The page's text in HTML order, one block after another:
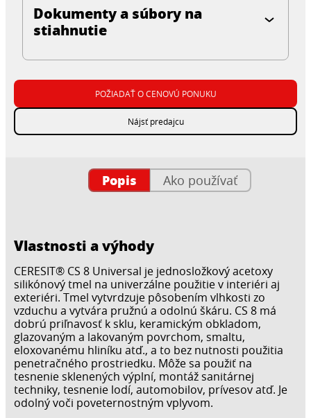
Dokumenty a súbory na
stiahnutie
POŽIADAŤ O CENOVÚ PONUKU
Nájsť predajcu
Popis Ako používať
Vlastnosti a výhody
CERESIT® CS 8 Universal je jednosložkový acetoxy
silikónový tmel na univerzálne použitie v interiéri aj
exteriéri. Tmel vytvrdzuje pôsobením vlhkosti zo
vzduchu a vytvára pružnú a odolnú škáru. CS 8 má
dobrú priľnavosť k sklu, keramickým obkladom,
glazovaným a lakovaným povrchom, smaltu,
eloxovanému hliníku atď., a to bez nutnosti použitia
penetračného prostriedku. Môže sa použiť na
tesnenie sklenených výplní, montáž sanitárnej
techniky, tesnenie lodí, automobilov, prívesov atď. Je
odolný voči poveternostným vplyvom.